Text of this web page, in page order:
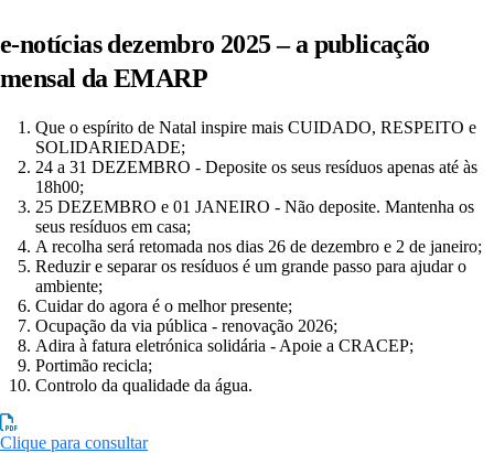
e-notícias dezembro 2025 – a publicação
mensal da EMARP
Que o espírito de Natal inspire mais CUIDADO, RESPEITO e
SOLIDARIEDADE;
24 a 31 DEZEMBRO - Deposite os seus resíduos apenas até às
18h00;
25 DEZEMBRO e 01 JANEIRO - Não deposite. Mantenha os
seus resíduos em casa;
A recolha será retomada nos dias 26 de dezembro e 2 de janeiro;
Reduzir e separar os resíduos é um grande passo para ajudar o
ambiente;
Cuidar do agora é o melhor presente;
Ocupação da via pública - renovação 2026;
Adira à fatura eletrónica solidária - Apoie a CRACEP;
Portimão recicla;
Controlo da qualidade da água.
Clique para consultar